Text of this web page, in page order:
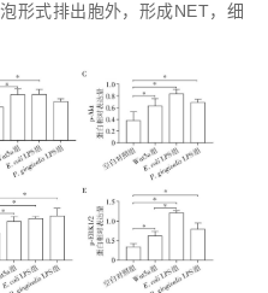
形式排出胞外，形成NET，细